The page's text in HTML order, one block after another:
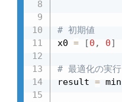
# 初期値
x0 = [0 , 0]
# 最適化の実行
result =